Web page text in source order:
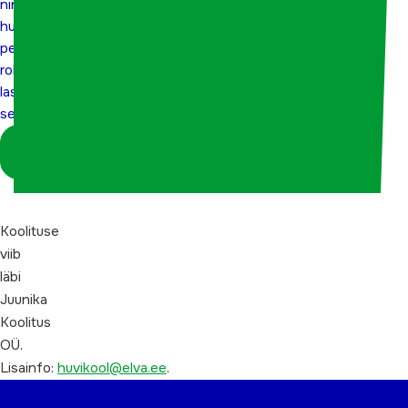
ning
huvikooli
pedagoogide
roll
laste
seksuaalkasvatuses”
Koolituse
viib
läbi
Juunika
Koolitus
OÜ.
Lisainfo: huvikool@elva.ee.